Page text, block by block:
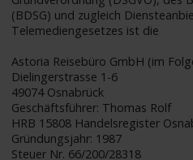
(BDSG) und zugleich
Telemediengesetzes ist die
Astoria Reisebüro GmbH (im
Dielingerstrasse 1-6
49074 Osnabrück
Geschäftsführer: Thomas Rolf
HRB 15808 Handelsregister
Gründungsjahr: 1987
Steuer Nr. 66/200/28318